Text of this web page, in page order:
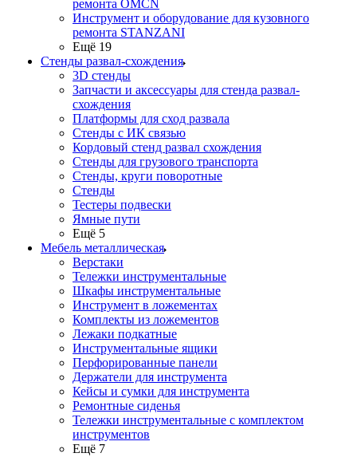
ремонта OMCN
Инструмент и оборудование для кузовного
ремонта STANZANI
Ещё 19
Стенды развал-схождения
3D стенды
Запчасти и аксессуары для стенда развал-
схождения
Платформы для сход развала
Стенды с ИК связью
Кордовый стенд развал схождения
Стенды для грузового транспорта
Стенды, круги поворотные
Стенды
Тестеры подвески
Ямные пути
Ещё 5
Мебель металлическая
Верстаки
Тележки инструментальные
Шкафы инструментальные
Инструмент в ложементах
Комплекты из ложементов
Лежаки подкатные
Инструментальные ящики
Перфорированные панели
Держатели для инструмента
Кейсы и сумки для инструмента
Ремонтные сиденья
Тележки инструментальные с комплектом
инструментов
Ещё 7